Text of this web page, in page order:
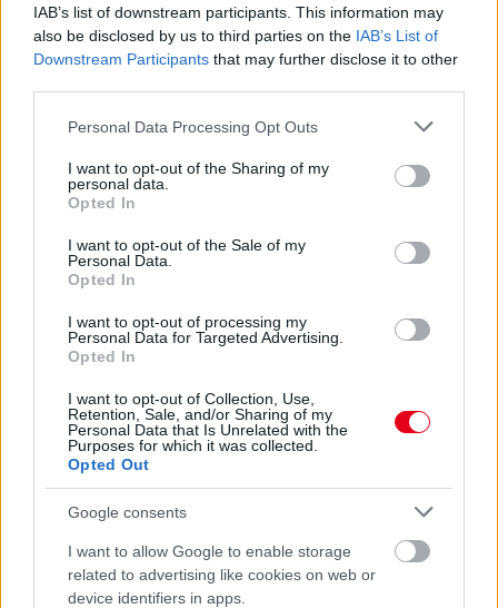
IAB’s list of downstream participants. This information may
also be disclosed by us to third parties on the IAB’s List of
Downstream Participants that may further disclose it to other
Please note that this website/app uses one or more Google
not limited to your visit or usage behaviour. You may click to
grant or deny consent to Google and its third-party tags to
use your data for below specified purposes in below Google
consent section.
Personal Data Processing Opt Outs
I want to opt-out of the Sharing of my
personal data.
Opted In
I want to opt-out of the Sale of my
Personal Data.
Opted In
I want to opt-out of processing my
Personal Data for Targeted Advertising.
Opted In
I want to opt-out of Collection, Use,
Retention, Sale, and/or Sharing of my
Personal Data that Is Unrelated with the
Purposes for which it was collected.
Opted Out
Google consents
I want to allow Google to enable storage
related to advertising like cookies on web or
device identifiers in apps.
Eljegyezte kedvesét George Russell
18 órája